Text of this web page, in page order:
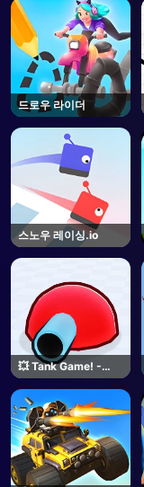
드로우 라이더
스노우 레이싱.io
💥 Tank Game! -
Roblox